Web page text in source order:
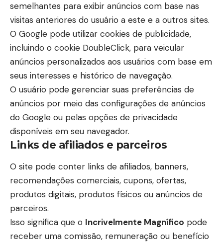
semelhantes para exibir anúncios com base nas
visitas anteriores do usuário a este e a outros sites.
O Google pode utilizar cookies de publicidade,
incluindo o cookie DoubleClick, para veicular
anúncios personalizados aos usuários com base em
seus interesses e histórico de navegação.
O usuário pode gerenciar suas preferências de
anúncios por meio das configurações de anúncios
do Google ou pelas opções de privacidade
disponíveis em seu navegador.
Links de afiliados e parceiros
O site pode conter links de afiliados, banners,
recomendações comerciais, cupons, ofertas,
produtos digitais, produtos físicos ou anúncios de
parceiros.
Isso significa que o Incrivelmente Magnífico pode
receber uma comissão, remuneração ou benefício